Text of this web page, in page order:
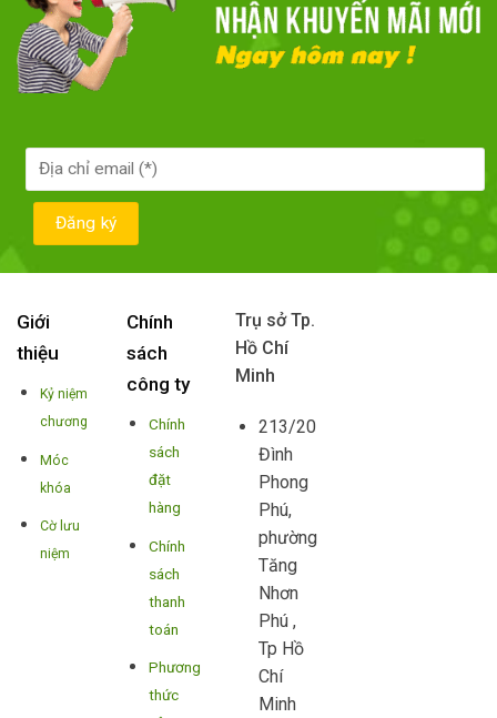
Giới
thiệu
Kỷ niệm
chương
Móc
khóa
Cờ lưu
niệm
Chính
sách
công ty
Chính
sách
đặt
hàng
Chính
sách
thanh
toán
Phương
thức
Trụ sở Tp.
Hồ Chí
Minh
213/20
Đình
Phong
Phú,
phường
Tăng
Nhơn
Phú ,
Tp Hồ
Chí
Minh